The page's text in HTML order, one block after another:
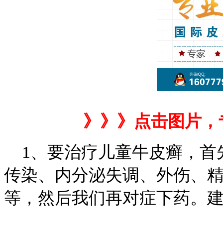
》》》点击图片
1、要治疗儿童牛皮癣，首
传染、内分泌失调、外伤、
等，然后我们再对症下药。